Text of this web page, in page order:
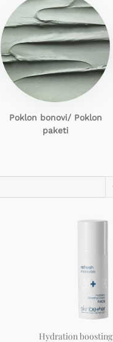
Poklon bonovi/ Poklon
paketi
Hydration boosting